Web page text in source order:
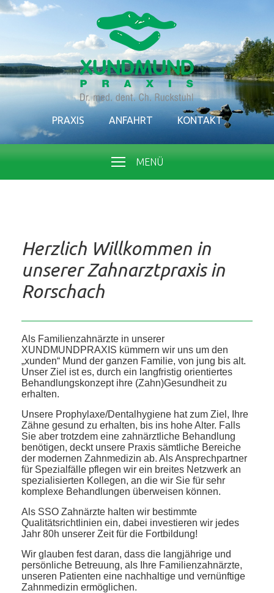
PRAXIS ANFAHRT KONTAKT
MENÜ
Herzlich Willkommen in
unserer Zahnarztpraxis in
Rorschach
Als Familienzahnärzte in unserer
XUNDMUNDPRAXIS kümmern wir uns um den
„xunden“ Mund der ganzen Familie, von jung bis alt.
Unser Ziel ist es, durch ein langfristig orientiertes
Behandlungskonzept ihre (Zahn)Gesundheit zu
erhalten.
Unsere Prophylaxe/Dentalhygiene hat zum Ziel, Ihre
Zähne gesund zu erhalten, bis ins hohe Alter. Falls
Sie aber trotzdem eine zahnärztliche Behandlung
benötigen, deckt unsere Praxis sämtliche Bereiche
der modernen Zahnmedizin ab. Als Ansprechpartner
für Spezialfälle pflegen wir ein breites Netzwerk an
spezialisierten Kollegen, an die wir Sie für sehr
komplexe Behandlungen überweisen können.
Als SSO Zahnärzte halten wir bestimmte
Qualitätsrichtlinien ein, dabei investieren wir jedes
Jahr 80h unserer Zeit für die Fortbildung!
Wir glauben fest daran, dass die langjährige und
persönliche Betreuung, als Ihre Familienzahnärzte,
unseren Patienten eine nachhaltige und vernünftige
Zahnmedizin ermöglichen.